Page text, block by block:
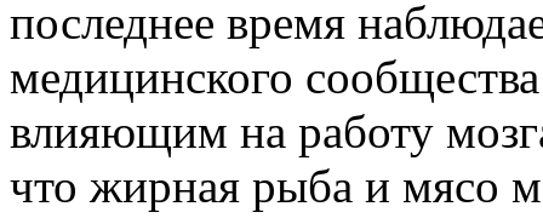
последнее время
медицинского
влияющим на работу
что жирная рыба и мясо